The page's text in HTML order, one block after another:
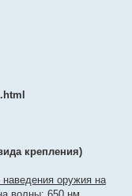
крепления)
наведения оружия на